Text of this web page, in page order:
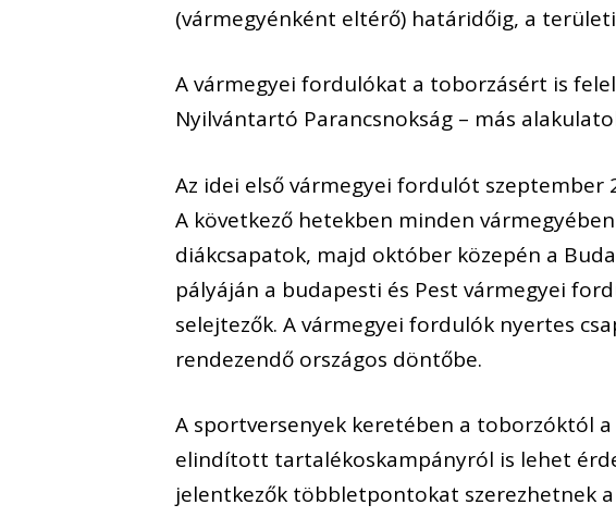
(vármegyénként eltérő) határidőig, a
A vármegyei fordulókat a toborzásért is
Nyilvántartó Parancsnokság – más
Az idei első vármegyei fordulót szeptember
A következő hetekben minden
diákcsapatok, majd október közepén a
pályáján a budapesti és Pest vármegyei
selejtezők. A vármegyei fordulók nyertes
rendezendő országos döntőbe.
A sportversenyek keretében a toborzóktól a
elindított tartalékoskampányról is lehet
jelentkezők többletpontokat szerezhetnek